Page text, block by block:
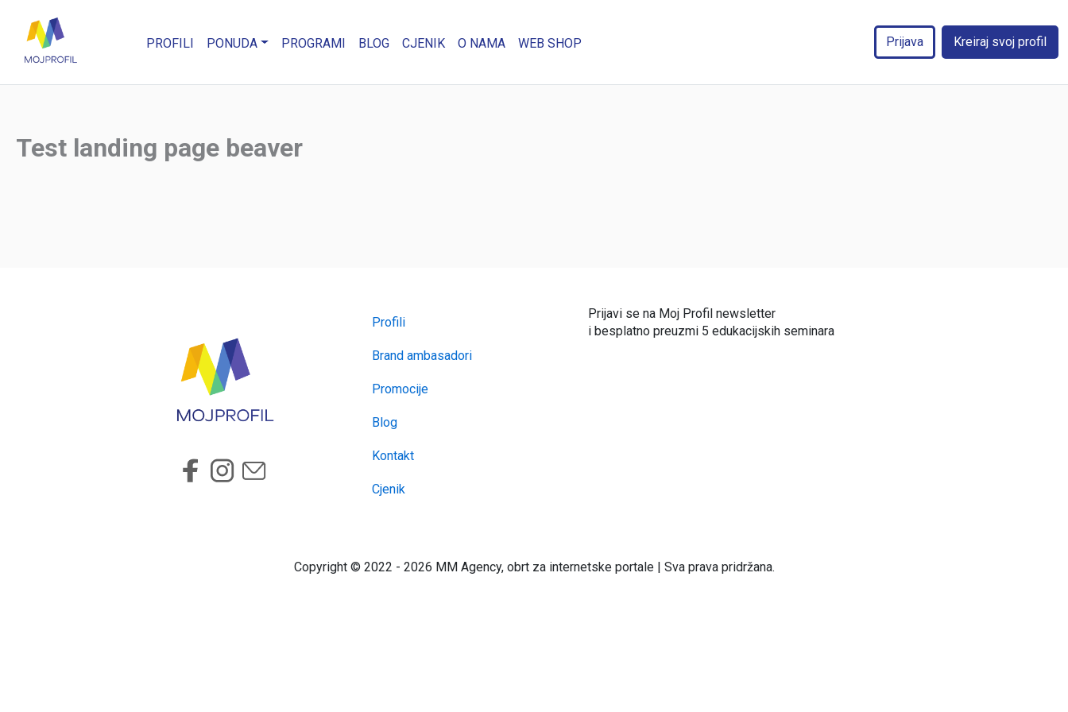
PROFILI PONUDA PROGRAMI BLOG CJENIK O NAMA WEB SHOP Prijava Kreiraj svoj profil
Test landing page beaver
Profili
Brand ambasadori
Promocije
Blog
Kontakt
Cjenik
Prijavi se na Moj Profil newsletter
i besplatno preuzmi 5 edukacijskih seminara
Copyright © 2022 - 2026 MM Agency, obrt za internetske portale | Sva prava pridržana.